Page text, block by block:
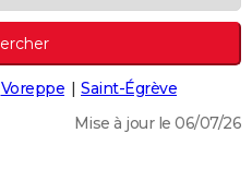
Voreppe
Saint-Égrève
Mise à jour le 06/07/26